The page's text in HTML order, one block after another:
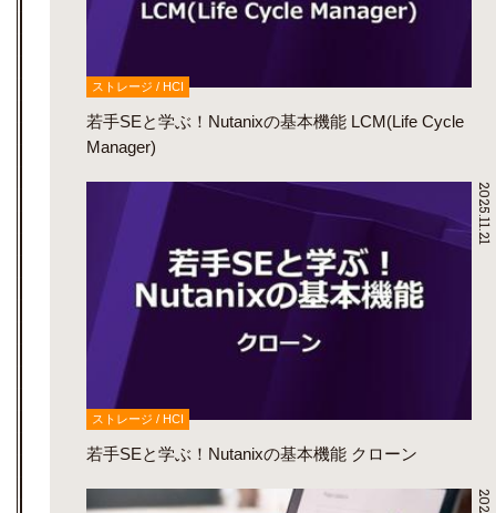
ストレージ / HCI
若手SEと学ぶ！Nutanixの基本機能 LCM(Life Cycle
Manager)
2025.11.21
ストレージ / HCI
若手SEと学ぶ！Nutanixの基本機能 クローン